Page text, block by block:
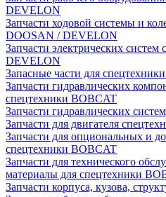
DEVELON
Запчасти ходовой системы и
DOOSAN / DEVELON
Запчасти электрических
DEVELON
Запасные части для
Запчасти гидравлических
спецтехники BOBCAT
Запчасти гидравлических
Запчасти для двигателя
Запчасти для опциональных и
спецтехники BOBCAT
Запчасти для технического
материалы для спецтехники
Запчасти корпуса, кузова,